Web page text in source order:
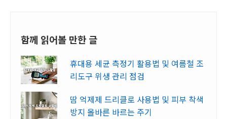
함께 읽어볼 만한 글
휴대용 세균 측정기 활용법 및 여름철 조
리도구 위생 관리 점검
땀 억제제 드리클로 사용법 및 피부 착색
방지 올바른 바르는 주기